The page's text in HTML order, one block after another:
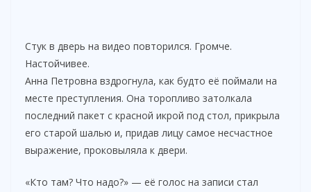
Стук в дверь на видео повторился. Громче.
Настойчивее.
Анна Петровна вздрогнула, как будто её поймали на
месте преступления. Она торопливо затолкала
последний пакет с красной икрой под стол, прикрыла
его старой шалью и, придав лицу самое несчастное
выражение, проковыляла к двери.
«Кто там? Что надо?» — её голос на записи стал